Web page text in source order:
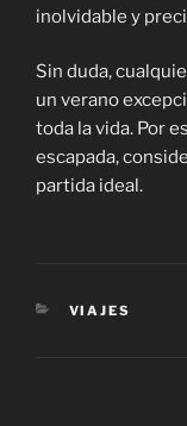
inolvidable y
Sin duda,
un verano
toda la vida. Por
escapada,
partida ideal.
CATEGORÍAS
VIAJES